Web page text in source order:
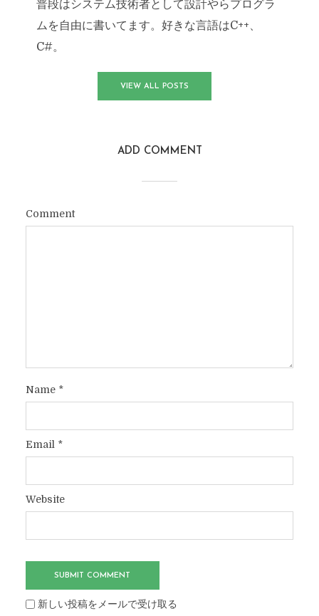
普段はシステム技術者として設計やらプログラ
ムを自由に書いてます。好きな言語はC++、
C#。
VIEW ALL POSTS
ADD COMMENT
Comment
Name*
Email *
Website
新しい投稿をメールで受け取る